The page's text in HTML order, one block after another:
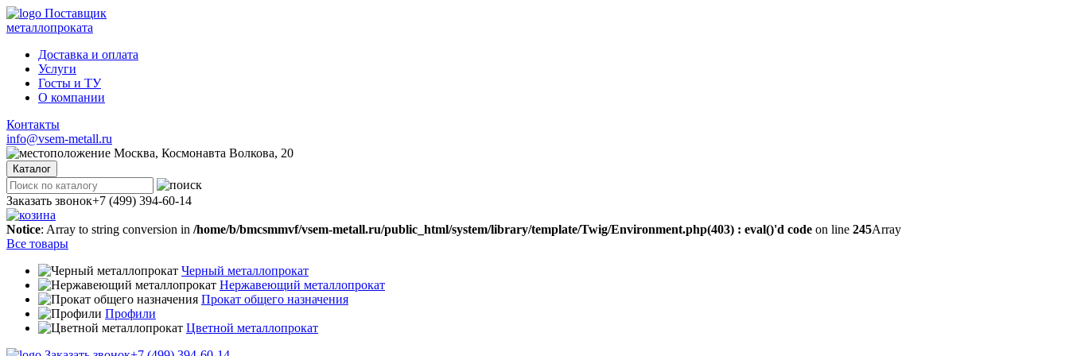
Поставщик
металлопроката
Доставка и оплата
Услуги
Госты и ТУ
О компании
Контакты
info@vsem-metall.ru
Москва, Космонавта Волкова, 20
Каталог
Заказать звонок+7 (499) 394-60-14
Notice: Array to string conversion in /home/b/bmcsmmvf/vsem-metall.ru/public_html/system/library/template/Twig/Environment.php(403) : eval()'d code on line 245Array
Все товары
Черный металлопрокат
Нержавеющий металлопрокат
Прокат общего назначения
Профили
Цветной металлопрокат